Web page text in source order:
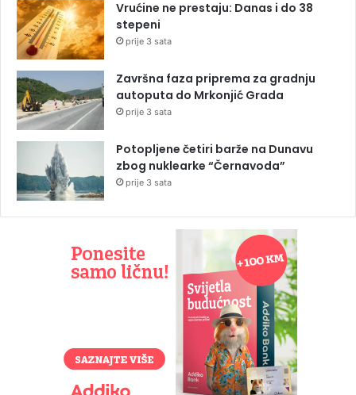
Vrućine ne prestaju: Danas i do 38
stepeni
prije 3 sata
Završna faza priprema za gradnju
autoputa do Mrkonjić Grada
prije 3 sata
Potopljene četiri barže na Dunavu
zbog nuklearke “Černavoda”
prije 3 sata